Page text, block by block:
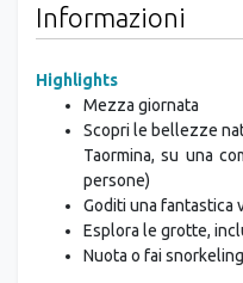
Informazioni
Highlights
Mezza giornata
Scopri le bellezze
Taormina, su una
persone)
Goditi una fantastica
Esplora le grotte,
Nuota o fai